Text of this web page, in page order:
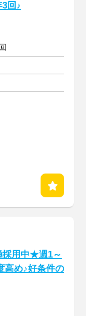
回♪
採用中★週1～
高め♪好条件の